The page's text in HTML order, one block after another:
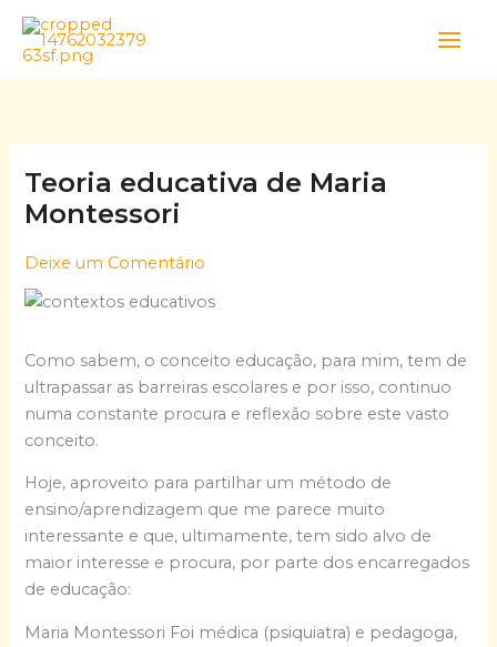
Skip
content
Teoria educativa de Maria
Montessori
Deixe um Comentário
Como sabem, o conceito educação, para mim, tem de
ultrapassar as barreiras escolares e por isso, continuo
numa constante procura e reflexão sobre este vasto
conceito.
Hoje, aproveito para partilhar um método de
ensino/aprendizagem que me parece muito
interessante e que, ultimamente, tem sido alvo de
maior interesse e procura, por parte dos encarregados
de educação:
Maria Montessori Foi médica (psiquiatra) e pedagoga,